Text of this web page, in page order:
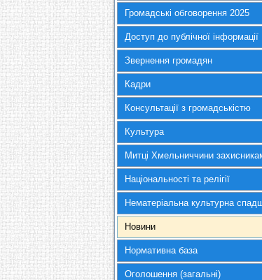
Громадські обговорення 2025
Доступ до публічної інформації
Звернення громадян
Кадри
Консультації з громадськістю
Культура
Митці Хмельниччини захисникам
Національності та релігії
Нематеріальна культурна
Новини
Нормативна база
Оголошення (загальні)